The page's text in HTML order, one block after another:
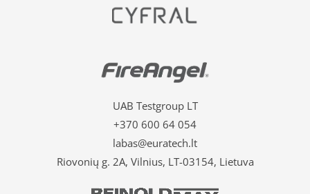
UAB Testgroup LT
+370 600 64 054
labas@euratech.lt
Riovonių g. 2A, Vilnius, LT-03154, Lietuva